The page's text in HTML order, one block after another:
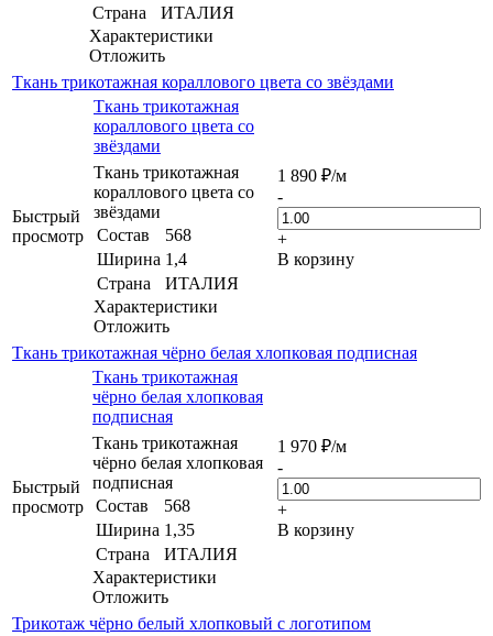
Страна
ИТАЛИЯ
Характеристики
Отложить
Ткань трикотажная кораллового цвета со звёздами
Быстрый
просмотр
Ткань трикотажная
кораллового цвета со
звёздами
Ткань трикотажная
кораллового цвета со
звёздами
Состав
568
Ширина 1,4
Страна
ИТАЛИЯ
Характеристики
Отложить
1 890 ₽/м
-
+
В корзину
Ткань трикотажная чёрно белая хлопковая подписная
Быстрый
просмотр
Ткань трикотажная
чёрно белая хлопковая
подписная
Ткань трикотажная
чёрно белая хлопковая
подписная
Состав
568
Ширина 1,35
Страна
ИТАЛИЯ
Характеристики
Отложить
1 970 ₽/м
-
+
В корзину
Трикотаж чёрно белый хлопковый с логотипом